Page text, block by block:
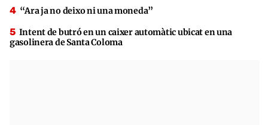
“Ara ja no deixo ni una moneda”
Intent de butró en un caixer automàtic ubicat en una
gasolinera de Santa Coloma